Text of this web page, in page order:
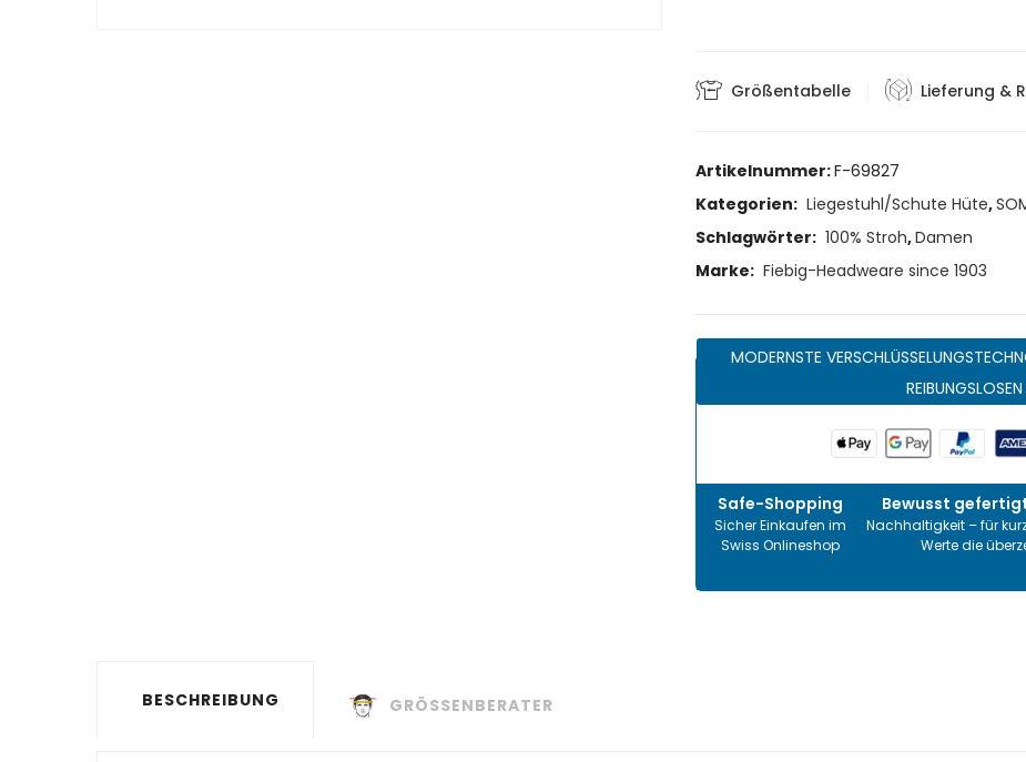
Größentabelle Lieferung &
Artikelnummer:F-69827
Kategorien: Liegestuhl/Schute Hüte,
Schlagwörter: 100% Stroh,Damen
Marke: Fiebig-Headweare since 1903
MODERNSTE
Safe-Shopping
Sicher Einkaufen im
Swiss Onlineshop
Bewusst
Nachhaltigkeit – für
Werte die
BESCHREIBUNG GRÖSSENBERATER